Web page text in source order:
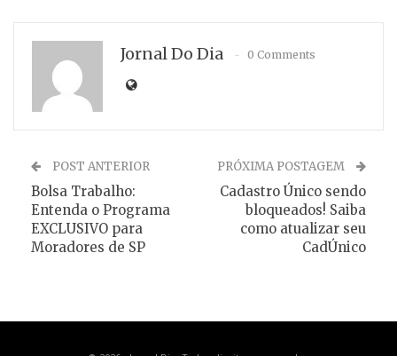
Jornal Do Dia 0 Comments
POST ANTERIOR
Bolsa Trabalho:
Entenda o Programa
EXCLUSIVO para
Moradores de SP
PRÓXIMA POSTAGEM
Cadastro Único sendo
bloqueados! Saiba
como atualizar seu
CadÚnico